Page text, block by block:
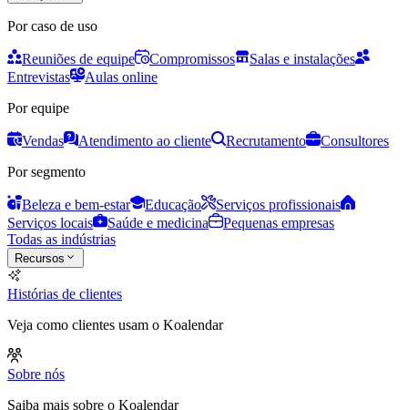
Por caso de uso
Reuniões de equipe Compromissos
Salas e instalações
Entrevistas
Aulas online
Por equipe
Vendas Atendimento ao cliente Recrutamento
Consultores
Por segmento
Beleza e bem-estar Educação
Serviços profissionais
Serviços locais
Saúde e medicina
Pequenas empresas
Todas as indústrias
Recursos
Histórias de clientes
Veja como clientes usam o Koalendar
Sobre nós
Saiba mais sobre o Koalendar